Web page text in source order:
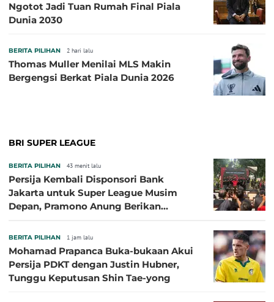
Ngotot Jadi Tuan Rumah Final Piala
Dunia 2030
BERITA PILIHAN 2 hari lalu
Thomas Muller Menilai MLS Makin
Bergengsi Berkat Piala Dunia 2026
BRI SUPER LEAGUE
BERITA PILIHAN 43 menit lalu
Persija Kembali Disponsori Bank
Jakarta untuk Super League Musim
Depan, Pramono Anung Berikan
BERITA PILIHAN 1 jam lalu
Mohamad Prapanca Buka-bukaan Akui
Persija PDKT dengan Justin Hubner,
Tunggu Keputusan Shin Tae-yong